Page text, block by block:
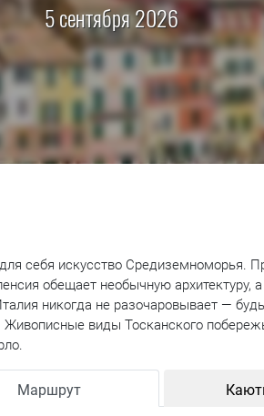
5 сентября 2026
себя искусство Средиземноморья.
обещает необычную архитектуру,
никогда не разочаровывает —
Живописные виды Тосканского
Маршрут